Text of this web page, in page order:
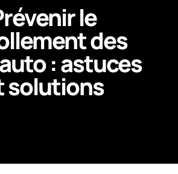
le
des
: astuces
solutions